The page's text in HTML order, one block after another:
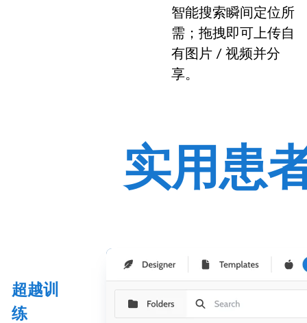
智能搜索瞬间定位所
需；拖拽即可上传自
有图片 / 视频并分
享。
实用患
超越训
练